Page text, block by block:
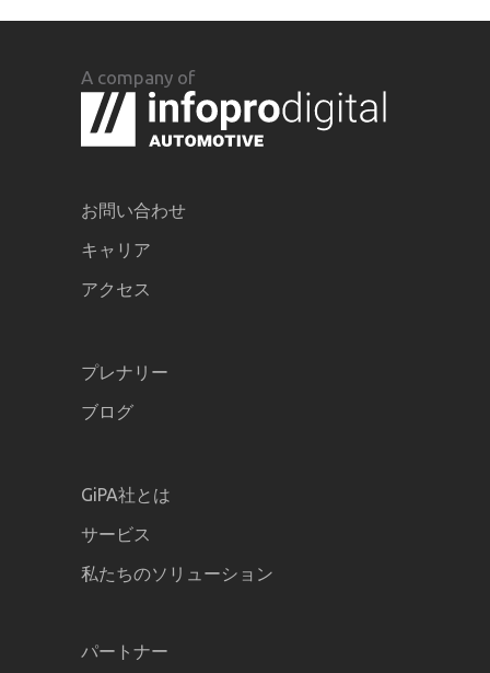
A company of
お問い合わせ
キャリア
アクセス
プレナリー
ブログ
GiPA社とは
サービス
私たちのソリューション
パートナー